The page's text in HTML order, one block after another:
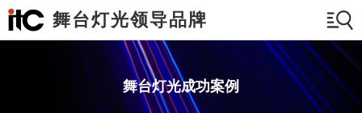
舞台灯光领导品牌
舞台灯光成功案例